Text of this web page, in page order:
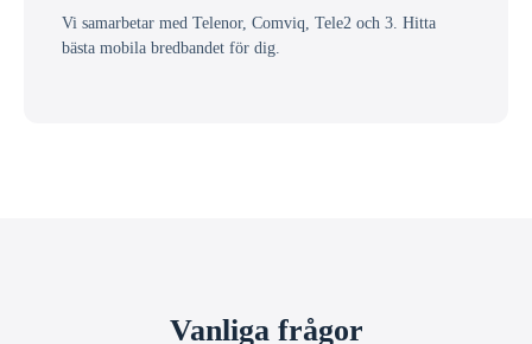
Vi samarbetar med Telenor, Comviq, Tele2 och 3. Hitta
bästa mobila bredbandet för dig.
Vanliga frågor